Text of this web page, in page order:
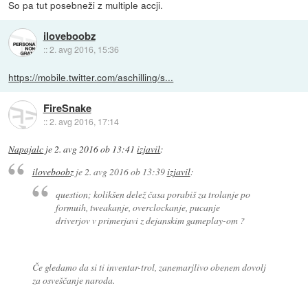
So pa tut posebneži z multiple accji.
iloveboobz
::2. avg 2016, 15:36
https://mobile.twitter.com/aschilling/s...
FireSnake
::2. avg 2016, 17:14
Napajalc je2. avg 2016 ob 13:41 izjavil:
iloveboobzje2. avg 2016 ob 13:39izjavil:
question; kolikšen delež časa porabiš za trolanje po
formuih, tweakanje, overclockanje, pucanje
driverjov v primerjavi z dejanskim gameplay-om ?
Če gledamo da si ti inventar-trol, zanemarjlivo obenem dovolj
za osveščanje naroda.